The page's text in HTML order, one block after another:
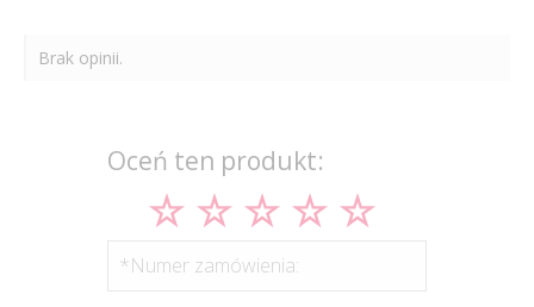
Brak opinii.
Oceń ten produkt:
*Numer zamówienia: